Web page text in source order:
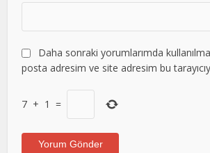
Daha sonraki yorumlarımda
posta adresim ve site adresim bu
7 + 1 =